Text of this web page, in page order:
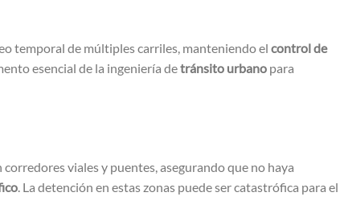
temporal de múltiples carriles, manteniendo el control de
esencial de la ingeniería detránsito urbanopara
viales y puentes, asegurando que no haya
. La detención en estas zonas puede ser catastrófica para el